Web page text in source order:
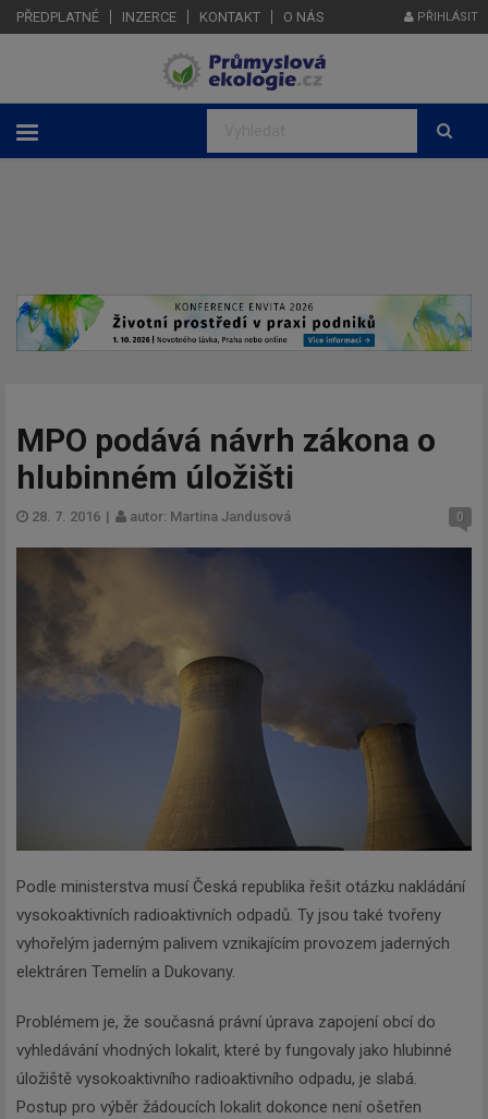
PŘEDPLATNÉ INZERCE KONTAKT O NÁS PŘIHLÁSIT
MPO podává návrh zákona o
hlubinném úložišti
28. 7. 2016 | autor: Martina Jandusová 0
Podle ministerstva musí Česká republika řešit otázku nakládání
vysokoaktivních radioaktivních odpadů. Ty jsou také tvořeny
vyhořelým jaderným palivem vznikajícím provozem jaderných
elektráren Temelín a Dukovany.
Problémem je, že současná právní úprava zapojení obcí do
vyhledávání vhodných lokalit, které by fungovaly jako hlubinné
úložiště vysokoaktivního radioaktivního odpadu, je slabá.
Postup pro výběr žádoucích lokalit dokonce není ošetřen